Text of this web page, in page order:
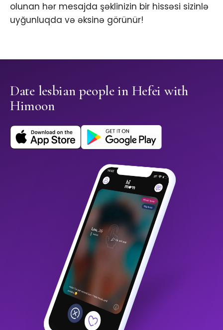
olunan hər mesajda şəklinizin bir hissəsi sizinlə
uyğunluqda və əksinə görünür!
Date lesbian people in Hefei with
Himoon